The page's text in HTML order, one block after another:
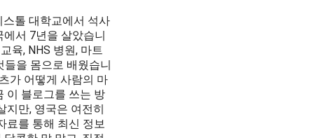
톨 대학교에서 석사
서 7년을 살았습니
육, NHS 병원, 마트
을 몸으로 배웠습니
가 어떻게 사람의 마
이 블로그를 쓰는 방
지만, 영국은 여전히
료를 통해 최신 정보